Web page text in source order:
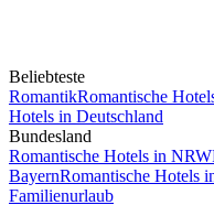
Beliebteste
RomantikRomantische
Hotels in Deutschland
Bundesland
Romantische Hotels in NRW
BayernRomantische Hotels
Familienurlaub